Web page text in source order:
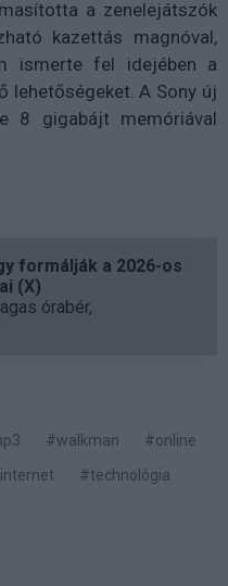
a zenelejátszók
kazettás magnóval,
ismerte fel idejében a
lehetőségeket. A Sony új
8 gigabájt memóriával
formálják a 2026-os
(X)
órabér,
#walkman
#online
#technológia